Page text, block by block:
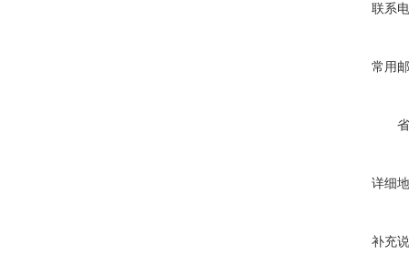
联系
常用
详细
补充